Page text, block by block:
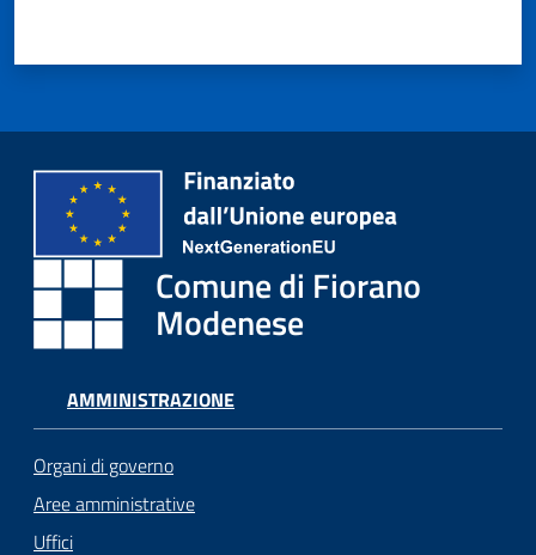
Comune di Fiorano
Modenese
AMMINISTRAZIONE
Organi di governo
Aree amministrative
Uffici